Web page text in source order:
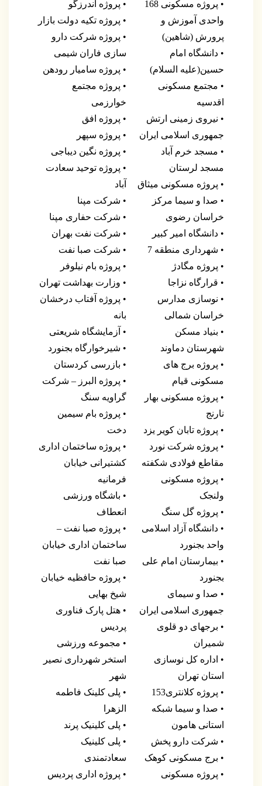
• پروژه مسکونی 168
واحدی آموزش و
پرورش (شاهین)
• دانشگاه امام
حسین(علیه السلام)
• مجتمع مسکونی
اقدسیه
• نیروی زمینی ارتش
جمهوری اسلامی ایران
• مسجد خرم آباد
مسجد لرستان
• پروژه مسکونی میثاق
• صدا و سیما مرکز
خراسان رضوی
• دانشگاه امیر کبیر
• شهرداری منطقه 7
• پروژه مگادژ
• قرارگاه نزاجا
• نوسازی مدارس
خراسان شمالی
• بنیاد مسکن
شهرستان دماوند
• پروژه برج های
مسکونی قیام
• پروژه مسکونی بهار
نارنج
• پروژه تابان کویر یزد
• پروژه شرکت نورد
مقاطع فولادی شکفته
• پروژه مسکونی
ولنجک
• پروژه گل سنگ
• دانشگاه آزاد اسلامی
واحد بجنورد
• بیمارستان امام علی
بجنورد
• صدا و سیمای
جمهوری اسلامی ایران
• برجهای دو قلوی
شمیران
• اداره کل نوسازی
استان تهران
• پروژه کلانتری153
• صدا و سیما شبکه
استانی هامون
• شرکت دارو پخش
• برج مسکونی کوهک
• پروژه مسکونی
• پروژه اندرزگو
• پروژه تکیه دولت بازار
• پروژه شرکت دارو
سازی فاران شیمی
• پروژه سامیار رودهن
• پروژه مجتمع
خوارزمی
• پروژه افق
• پروژه سپهر
• پروژه نگین دیباجی
• پروژه توحید سعادت
آباد
• شرکت مپنا
• شرکت حفاری مپنا
• شرکت نفت بهران
• شرکت صبا نفت
• پروژه بام نیلوفر
• وزارت بهداشت تهران
• پروژه آفتاب درخشان
بانه
• آزمایشگاه شریعتی
• شیرخوارگاه بجنورد
• بازرسی کردستان
• پروژه البرز – شرکت
گراویه سنگ
• پروژه بام سیمین
دخت
• پروژه ساختمان اداری
کشتیرانی خیابان
فرمانیه
• باشگاه ورزشی
انعطاف
• پروژه صبا نفت –
ساختمان اداری خیابان
صبا نفت
• پروژه حافظیه خیابان
شیخ بهایی
• هتل پارک فناوری
پردیس
• مجموعه ورزشی
استخر شهرداری نصیر
شهر
• پلی کلینک فاطمه
الزهرا
• پلی کلینیک پرند
• پلی کلینیک
سعادتمندی
• پروژه اداری پردیس